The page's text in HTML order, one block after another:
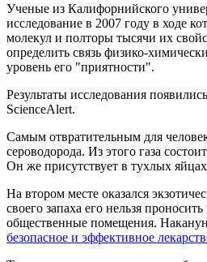
Ученые из Калифорнийского
исследование в 2007 году в ходе
молекул и полторы тысячи их
определить связь физико-
уровень его "приятности".
Результаты исследования
ScienceAlert.
Самым отвратительным для
сероводорода. Из этого газа
Он же присутствует в тухлых
На втором месте оказался
своего запаха его нельзя
общественные помещения.
безопасное и эффективное